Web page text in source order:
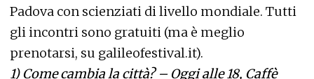
Padova con scienziati di livello mondiale. Tutti
gli incontri sono gratuiti (ma è meglio
prenotarsi, su galileofestival.it).
1)Come cambia la città? – Oggi alle 18, Caffè